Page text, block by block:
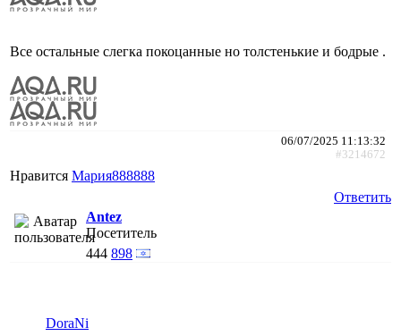
Все остальные слегка покоцанные но толстенькие и бодрые .
06/07/2025 11:13:32
#3214672
Нравится Мария888888
Ответить
Antez
Посетитель
444 898
DoraNi